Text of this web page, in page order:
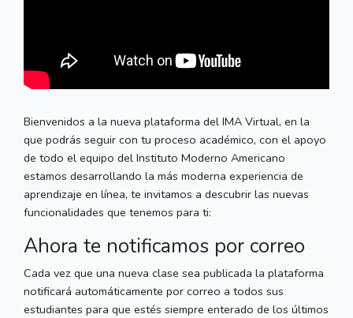
Bienvenidos a la nueva plataforma del IMA Virtual, en la
que podrás seguir con tu proceso académico, con el apoyo
de todo el equipo del Instituto Moderno Americano
estamos desarrollando la más moderna experiencia de
aprendizaje en línea, te invitamos a descubrir las nuevas
funcionalidades que tenemos para ti:
Ahora te notificamos por correo
Cada vez que una nueva clase sea publicada la plataforma
notificará automáticamente por correo a todos sus
estudiantes para que estés siempre enterado de los últimos